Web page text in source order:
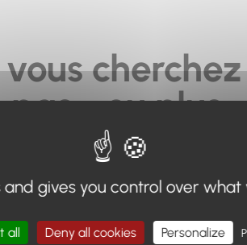
pas... ou plus.
en haut de page, ou à utiliser
Retour à l'accueil
and gives you control over
all Deny all cookies Personalize